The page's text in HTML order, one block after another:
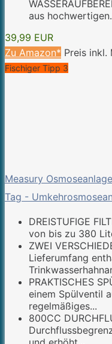
aus
39,99 EUR
Zu Amazon* Preis inkl.
Fischiger Tipp 3
Measury
Tag -
DREISTUFIGE
von bis zu 380
ZWEI
Lieferumfang
PRAKTISCHES
einem Spülventil
regelmäßiges...
800CC